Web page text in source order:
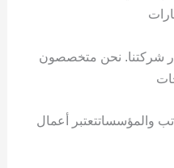
شركتنا. نحن متخصصون
والمؤسساتتعتبر أعمال